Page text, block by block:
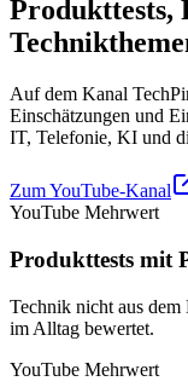
Produkttests,
Auf dem Kanal
Einschätzungen und
IT, Telefonie, KI und
Zum YouTube-Kanal
YouTube Mehrwert
Produkttests mit
Technik nicht aus dem
im Alltag bewertet.
YouTube Mehrwert